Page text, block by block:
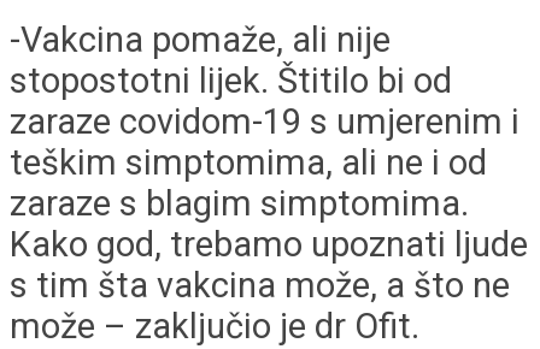
-Vakcina pomaže, ali nije
stopostotni lijek. Štitilo bi od
zaraze covidom-19 s umjerenim i
teškim simptomima, ali ne i od
zaraze s blagim simptomima.
Kako god, trebamo upoznati ljude
s tim šta vakcina može, a što ne
može – zaključio je dr Ofit.